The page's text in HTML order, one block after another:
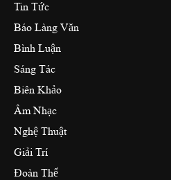
Tin Tức
Báo Làng Văn
Bình Luận
Sáng Tác
Biên Khảo
Âm Nhạc
Nghệ Thuật
Giải Trí
Đoàn Thể